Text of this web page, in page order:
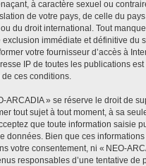
à caractère sexuel ou
de votre pays, de celle du
du droit international. Tout
immédiate et définitive du
votre fournisseur d’accès à
IP de toutes les publications
ces conditions.
ARCADIA » se réserve le droit de
tout sujet à tout moment, à sa
que toute information saisie
données. Bien que ces
votre consentement, ni « NEO-
responsables d’une tentative de